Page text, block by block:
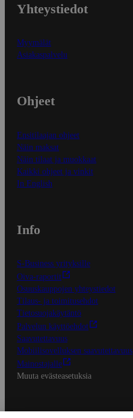
Yhteystiedot
Myymälät
Asiakaspalvelu
Ohjeet
Ensitilaajan ohjeet
Näin maksat
Näin tilaat ja muokkaat
Kaikki ohjeet ja vinkit
In English
Info
S-Business yrityksille
Oiva-raportit
Osuuskauppojen yhteystiedot
Tilaus- ja toimitusehdot
Tietosuojakäytäntö
Palvelun käyttöehdot
Saavutettavuus
Mobiilisovelluksen saavutettavuus
Mainostajalle
Muuta evästeasetuksia